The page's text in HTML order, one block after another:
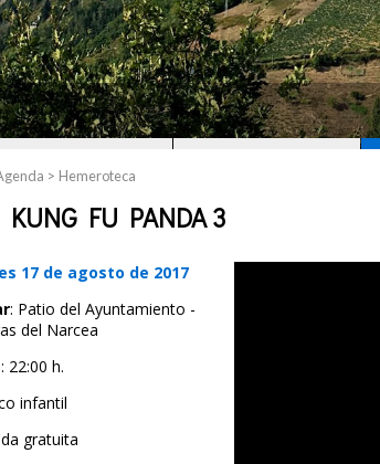
> Hemeroteca
FU PANDA 3
17 de agosto de 2017
: Patio del Ayuntamiento -
del Narcea
: 22:00 h.
infantil
gratuita